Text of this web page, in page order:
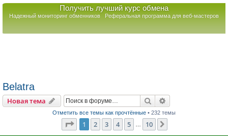
Получить лучший курс обмена
Надежный мониторинг обменников Реферальная программа для веб-мастеров
Belatra
Новая тема Поиск
Отметить все темы как прочтённые • 232 темы
Страница из 10
1 2 3 4 5 10